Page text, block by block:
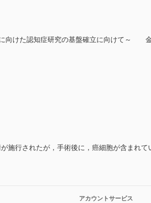
向けた認知症研究の基盤確立に向けて～
施行されたが，手術後に，癌細胞が含まれ
アカウントサービス